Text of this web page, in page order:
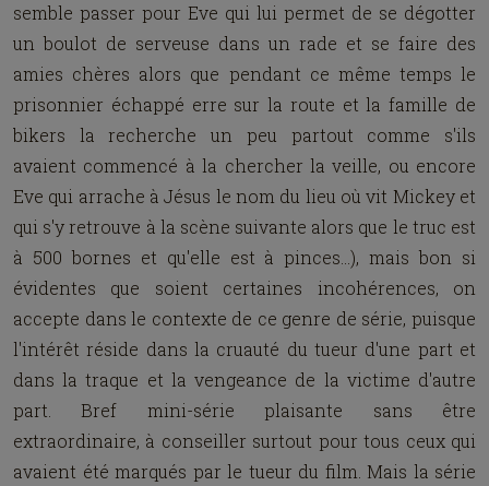
semble passer pour Eve qui lui permet de se dégotter
un boulot de serveuse dans un rade et se faire des
amies chères alors que pendant ce même temps le
prisonnier échappé erre sur la route et la famille de
bikers la recherche un peu partout comme s'ils
avaient commencé à la chercher la veille, ou encore
Eve qui arrache à Jésus le nom du lieu où vit Mickey et
qui s'y retrouve à la scène suivante alors que le truc est
à 500 bornes et qu'elle est à pinces...), mais bon si
évidentes que soient certaines incohérences, on
accepte dans le contexte de ce genre de série, puisque
l'intérêt réside dans la cruauté du tueur d'une part et
dans la traque et la vengeance de la victime d'autre
part. Bref mini-série plaisante sans être
extraordinaire, à conseiller surtout pour tous ceux qui
avaient été marqués par le tueur du film. Mais la série